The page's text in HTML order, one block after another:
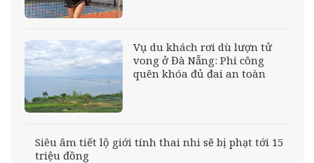
Vụ du khách rơi dù lượn tử
vong ở Đà Nẵng: Phi công
quên khóa đủ đai an toàn
Siêu âm tiết lộ giới tính thai nhi sẽ bị phạt tới 15
triệu đồng